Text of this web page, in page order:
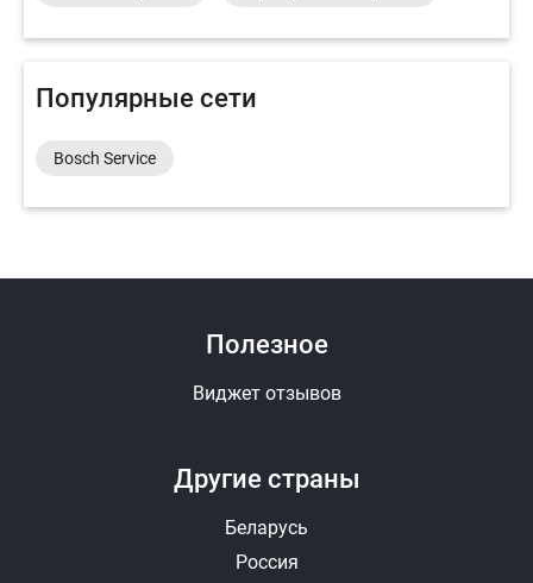
Популярные сети
Bosch Service
Другие страны
Беларусь
Россия
Полезное
Виджет отзывов